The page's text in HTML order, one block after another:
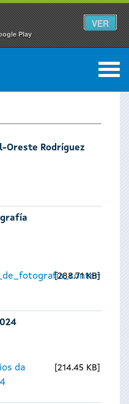
Play
VER
0
Oreste Rodríguez
288.71 KB
da
214.45 KB